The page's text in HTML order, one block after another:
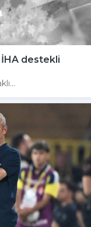
destekli